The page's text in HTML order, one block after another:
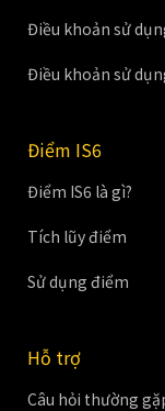
Điều khoản sử
Điều khoản sử
Điểm IS6
Điểm IS6 là gì?
Tích lũy điểm
Sử dụng điểm
Hỗ trợ
Câu hỏi thường